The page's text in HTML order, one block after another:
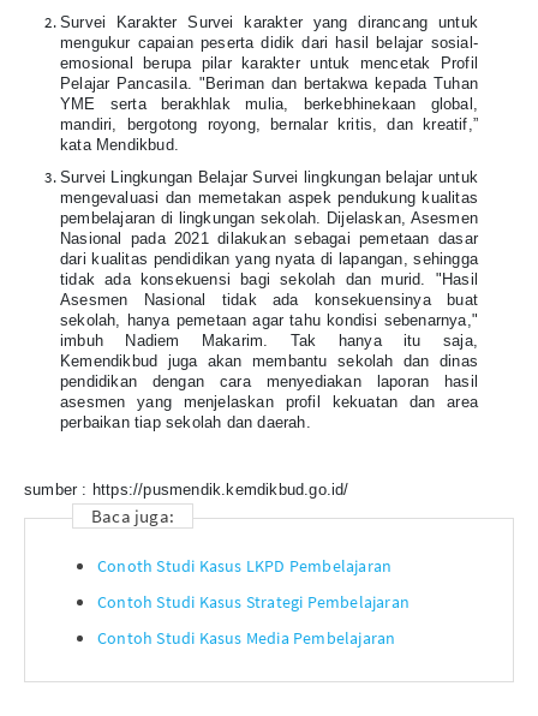
Survei Karakter Survei karakter yang dirancang untuk
mengukur capaian peserta didik dari hasil belajar sosial-
emosional berupa pilar karakter untuk mencetak Profil
Pelajar Pancasila. "Beriman dan bertakwa kepada Tuhan
YME serta berakhlak mulia, berkebhinekaan global,
mandiri, bergotong royong, bernalar kritis, dan kreatif,”
kata Mendikbud.
Survei Lingkungan Belajar Survei lingkungan belajar untuk
mengevaluasi dan memetakan aspek pendukung kualitas
pembelajaran di lingkungan sekolah. Dijelaskan, Asesmen
Nasional pada 2021 dilakukan sebagai pemetaan dasar
dari kualitas pendidikan yang nyata di lapangan, sehingga
tidak ada konsekuensi bagi sekolah dan murid. "Hasil
Asesmen Nasional tidak ada konsekuensinya buat
sekolah, hanya pemetaan agar tahu kondisi sebenarnya,"
imbuh Nadiem Makarim. Tak hanya itu saja,
Kemendikbud juga akan membantu sekolah dan dinas
pendidikan dengan cara menyediakan laporan hasil
asesmen yang menjelaskan profil kekuatan dan area
perbaikan tiap sekolah dan daerah.
sumber : https://pusmendik.kemdikbud.go.id/
Baca juga:
Conoth Studi Kasus LKPD Pembelajaran
Contoh Studi Kasus Strategi Pembelajaran
Contoh Studi Kasus Media Pembelajaran